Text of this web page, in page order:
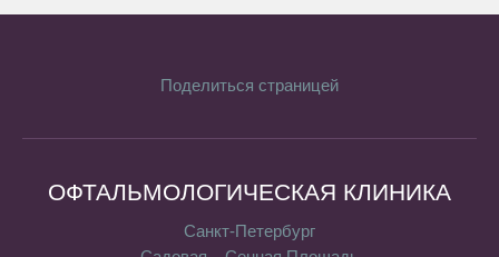
Поделиться страницей
ОФТАЛЬМОЛОГИЧЕСКАЯ КЛИНИКА
Санкт-Петербург